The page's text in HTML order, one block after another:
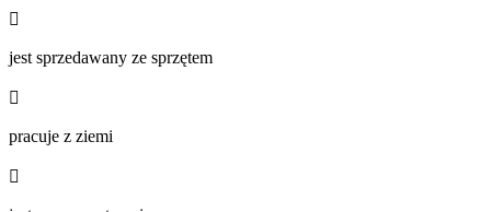

jest sprzedawany ze sprzętem

pracuje z ziemi
